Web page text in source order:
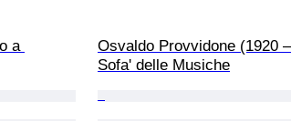
a
Osvaldo Provvidone (1920
Sofa' delle Musiche